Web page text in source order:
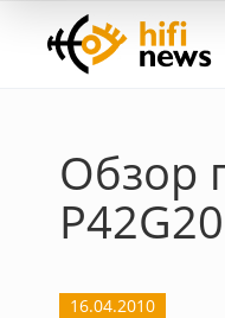
Обзор
P42G20
16.04.2010